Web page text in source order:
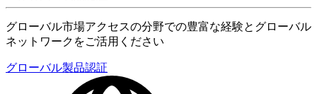
グローバル市場アクセスの分野での豊富な経験とグローバル
ネットワークをご活用ください
グローバル製品認証